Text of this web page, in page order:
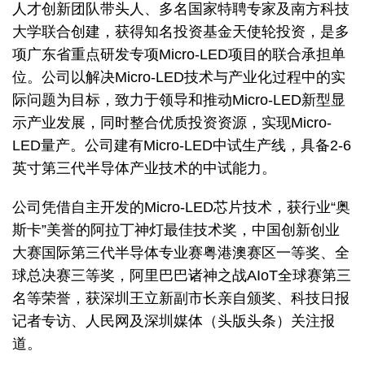
人才创新团队带头人、多名国家特聘专家及南方科技
大学联合创建，获得知名投资基金天使轮投资，是多
项广东省重点研发专项Micro-LED项目的联合承担单
位。公司以解决Micro-LED技术与产业化过程中的实
际问题为目标，致力于领导和推动Micro-LED新型显
示产业发展，同时整合优质投资资源，实现Micro-
LED量产。公司建有Micro-LED中试生产线，具备2-6
英寸第三代半导体产业技术的中试能力。
公司凭借自主开发的Micro-LED芯片技术，获行业“奥
斯卡”美誉的阿拉丁神灯最佳技术奖，中国创新创业
大赛国际第三代半导体专业赛粤港澳赛区一等奖、全
球总决赛三等奖，阿里巴巴诸神之战AIoT全球赛第三
名等荣誉，获深圳王立新副市长亲自颁奖、科技日报
记者专访、人民网及深圳媒体（头版头条）关注报
道。